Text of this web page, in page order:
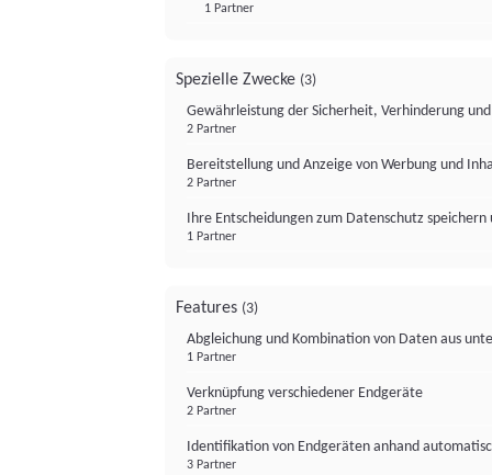
1 Partner
Spezielle Zwecke (3)
Gewährleistung der Sicherheit, Verhinderung
2 Partner
Bereitstellung und Anzeige von Werbung und
2 Partner
Ihre Entscheidungen zum Datenschutz
1 Partner
Features (3)
Abgleichung und Kombination von Daten aus
1 Partner
Verknüpfung verschiedener Endgeräte
2 Partner
Identifikation von Endgeräten anhand
3 Partner